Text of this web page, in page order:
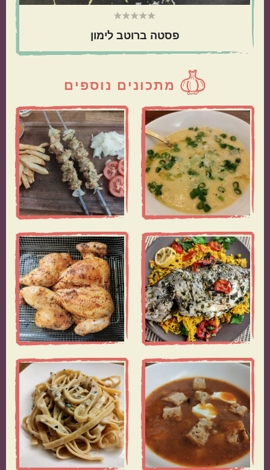
פסטה ברוטב לימון
מתכונים נוספים